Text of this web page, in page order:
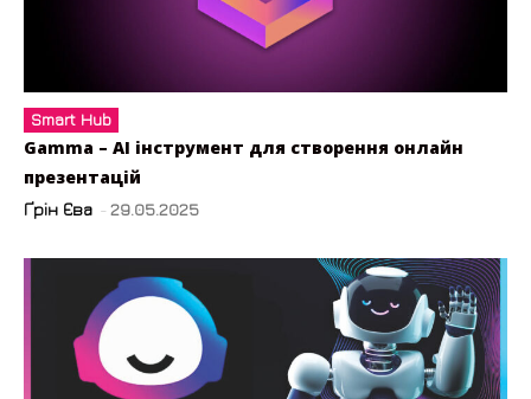
Smart Hub
Gamma – AI інструмент для створення онлайн
презентацій
Ґрін Єва - 29.05.2025